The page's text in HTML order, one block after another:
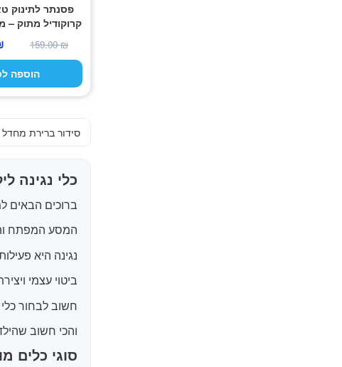
פסנתר לתינוק
קרוקודיל מתוק –
של מגוון
159.00₪
הוספה
כלי נגינה
ברוכים הבאים
המסע המפתח
נגינה היא
ביטוי עצמי
חשוב לבחור
והכי חשוב
סוגי כלים